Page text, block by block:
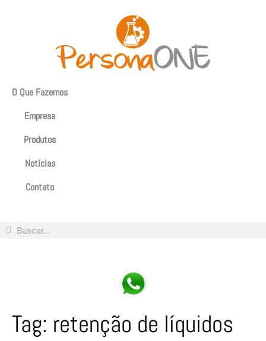
O Que Fazemos
Empresa
Produtos
Notícias
Contato
Tag: retenção de líquidos